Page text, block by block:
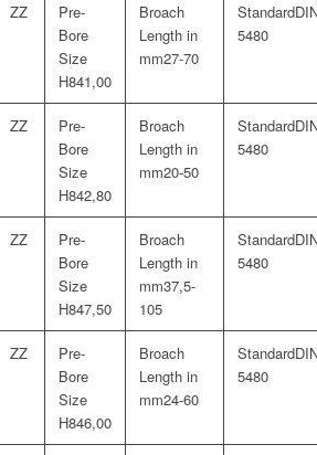
41,00
27-70
5480
42,80
20-50
5480
47,50
37,5-
105
5480
46,00
24-60
5480